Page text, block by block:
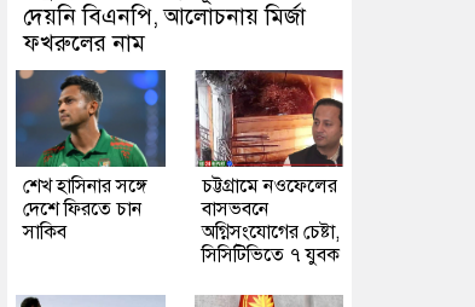
দেয়নি বিএনপি, আলোচনায় মির্জা
ফখরুলের নাম
শেখ হাসিনার সঙ্গে
দেশে ফিরতে চান
সাকিব
চট্টগ্রামে নওফেলের
বাসভবনে
অগ্নিসংযোগের চেষ্টা,
সিসিটিভিতে ৭ যুবক